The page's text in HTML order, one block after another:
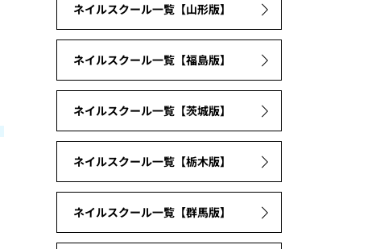
ネイルスクール一覧【山形版】
ネイルスクール一覧【福島版】
ネイルスクール一覧【茨城版】
ネイルスクール一覧【栃木版】
ネイルスクール一覧【群馬版】